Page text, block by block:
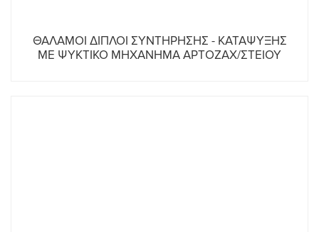
ΘΑΛΑΜΟΙ ΔΙΠΛΟΙ ΣΥΝΤΗΡΗΣΗΣ - ΚΑΤΑΨΥΞΗΣ
ΜΕ ΨΥΚΤΙΚΟ ΜΗΧΑΝΗΜΑ ΑΡΤΟΖΑΧ/ΣΤΕΙΟΥ